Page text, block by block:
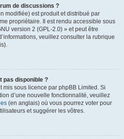
de discussions ?
modifiée) est produit et distribué par
propriétaire. Il est rendu accessible sous
version 2 (GPL-2.0) » et peut être
veuillez consulter la rubrique
pas disponible ?
sous licence par phpBB Limited. Si
d’une nouvelle fonctionnalité, veuillez
(en anglais) où vous pourrez voter pour
et suggérer les vôtres.